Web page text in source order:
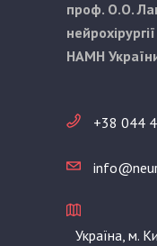
проф. О.О.
НАМН
+38 044
Україна, м.